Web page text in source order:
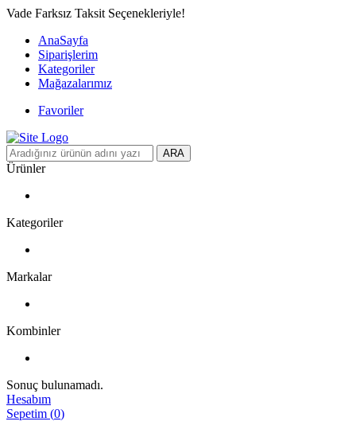
Vade Farksız Taksit Seçenekleriyle!
AnaSayfa
Siparişlerim
Kategoriler
Mağazalarımız
Favoriler
ARA
Ürünler
Kategoriler
Markalar
Kombinler
Sonuç bulunamadı.
Hesabım
Sepetim (0)